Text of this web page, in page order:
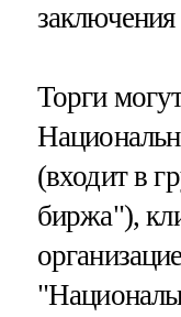
заключения
Торги
(входит в
биржа"),